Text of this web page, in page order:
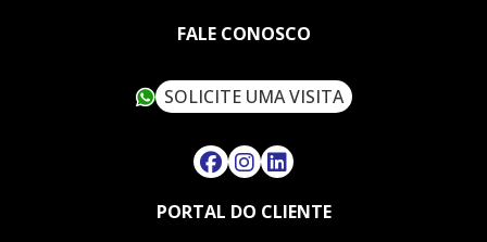
FALE CONOSCO
SOLICITE UMA VISITA
PORTAL DO CLIENTE